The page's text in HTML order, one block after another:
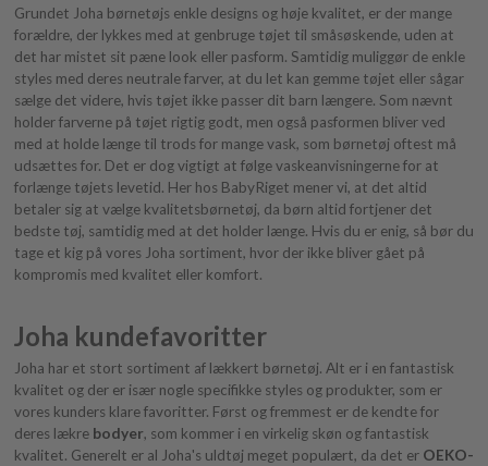
Grundet Joha børnetøjs enkle designs og høje kvalitet, er der mange
forældre, der lykkes med at genbruge tøjet til småsøskende, uden at
det har mistet sit pæne look eller pasform. Samtidig muliggør de enkle
styles med deres neutrale farver, at du let kan gemme tøjet eller sågar
sælge det videre, hvis tøjet ikke passer dit barn længere. Som nævnt
holder farverne på tøjet rigtig godt, men også pasformen bliver ved
med at holde længe til trods for mange vask, som børnetøj oftest må
udsættes for. Det er dog vigtigt at følge vaskeanvisningerne for at
forlænge tøjets levetid. Her hos BabyRiget mener vi, at det altid
betaler sig at vælge kvalitetsbørnetøj, da børn altid fortjener det
bedste tøj, samtidig med at det holder længe. Hvis du er enig, så bør du
tage et kig på vores Joha sortiment, hvor der ikke bliver gået på
kompromis med kvalitet eller komfort.
Joha kundefavoritter
Joha har et stort sortiment af lækkert børnetøj. Alt er i en fantastisk
kvalitet og der er især nogle specifikke styles og produkter, som er
vores kunders klare favoritter. Først og fremmest er de kendte for
deres lækre bodyer, som kommer i en virkelig skøn og fantastisk
kvalitet. Generelt er al Joha's uldtøj meget populært, da det er OEKO-